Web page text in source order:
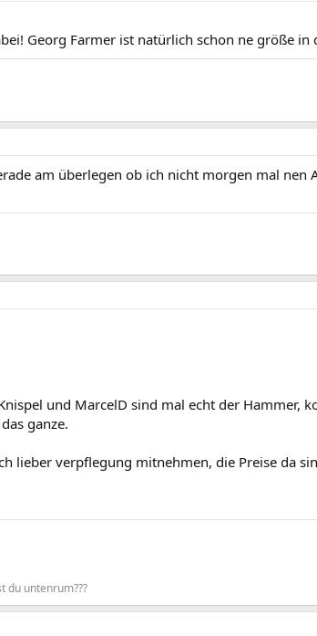
Georg Farmer ist natürlich schon ne größe in
am überlegen ob ich nicht morgen mal
und MarcelD sind mal echt der
ganze.
lieber verpflegung mitnehmen, die Preise da
du untenrum???